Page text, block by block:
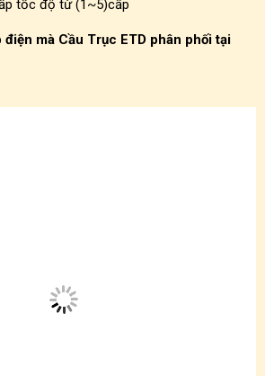
tốc độ từ (1~5)cấp
mà Cầu Trục ETD phân phối tại